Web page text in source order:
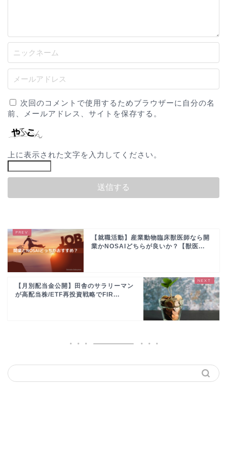
次回のコメントで使用するためブラウザーに自分の名
前、メールアドレス、サイトを保存する。
上に表示された文字を入力してください。
【就職活動】産業動物臨床獣医師なら開
業かNOSAIどちらが良いか？【獣医...
【月別配当金公開】田舎のサラリーマン
が高配当株/ETF再投資戦略でFIR...